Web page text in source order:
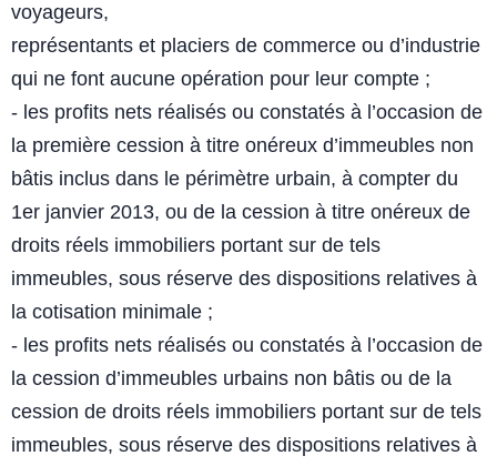
voyageurs,
représentants et placiers de commerce ou d’industrie
qui ne font aucune opération pour leur compte ;
- les profits nets réalisés ou constatés à l’occasion de
la première cession à titre onéreux d’immeubles non
bâtis inclus dans le périmètre urbain, à compter du
1er janvier 2013, ou de la cession à titre onéreux de
droits réels immobiliers portant sur de tels
immeubles, sous réserve des dispositions relatives à
la cotisation minimale ;
- les profits nets réalisés ou constatés à l’occasion de
la cession d’immeubles urbains non bâtis ou de la
cession de droits réels immobiliers portant sur de tels
immeubles, sous réserve des dispositions relatives à